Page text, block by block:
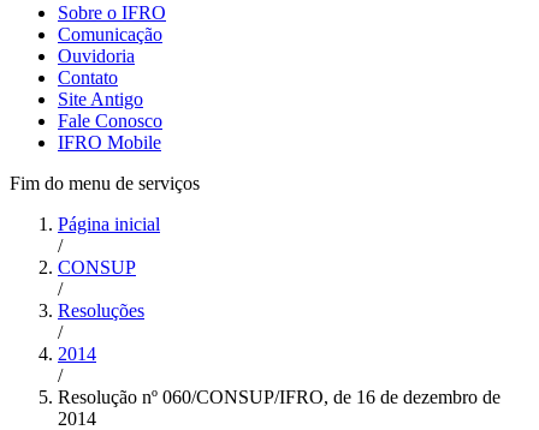
Sobre o IFRO
Comunicação
Ouvidoria
Contato
Site Antigo
Fale Conosco
IFRO Mobile
Fim do menu de serviços
Página inicial
/
CONSUP
/
Resoluções
/
2014
/
Resolução nº 060/CONSUP/IFRO, de 16 de dezembro de
2014